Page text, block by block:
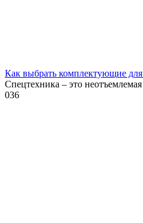
Как выбрать комплектующие
Спецтехника – это
036